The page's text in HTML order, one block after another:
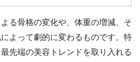
る骨格の変化や、体重の増減、そ
よって劇的に変わるものです。特
先端の美容トレンドを取り入れる